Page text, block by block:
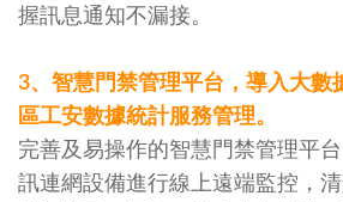
握訊息通知不漏接。
3、智慧門禁管理平台，導入大數
區工安數據統計服務管理。
完善及易操作的智慧門禁管理平
訊連網設備進行線上遠端監控，